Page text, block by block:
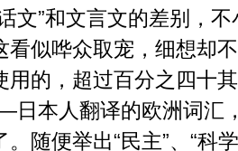
文”和文言文的差别，
看似哗众取宠，细想却
用的，超过百分之四十
本人翻译的欧洲词汇
。随便举出“民主”、“科